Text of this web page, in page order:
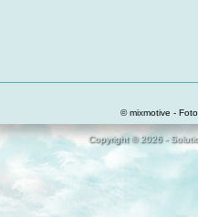
© mixmotive -
Copyright © 2026 -